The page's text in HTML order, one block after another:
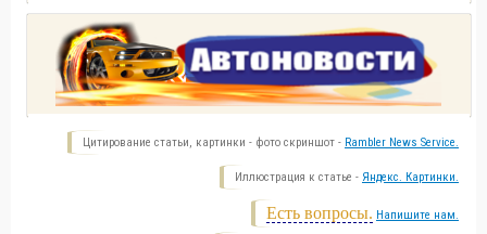
Цитирование статьи, картинки - фото скриншот - Rambler News Service.
Иллюстрация к статье - Яндекс. Картинки.
Есть вопросы. Напишите нам.